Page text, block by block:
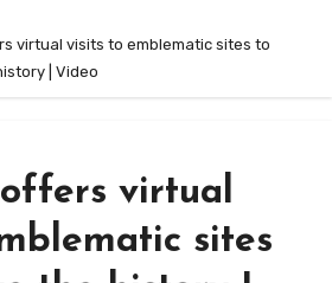
virtual visits to emblematic sites to
| Video
virtual
sites